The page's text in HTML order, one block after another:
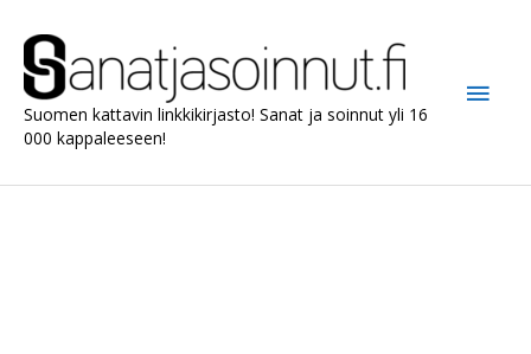
sisältöön
Suomen kattavin linkkikirjasto! Sanat ja soinnut yli 16
000 kappaleeseen!